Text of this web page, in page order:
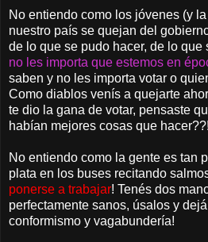
No entiendo como los jóvenes (y
nuestro país se quejan del
de lo que se pudo hacer, de lo que
no les importa que estemos en
saben y no les importa votar o
Como diablos venís a quejarte
te dio la gana de votar, pensaste
habían mejores cosas que
No entiendo como la gente es tan
plata en los buses recitando
ponerse a trabajar! Tenés dos
perfectamente sanos, úsalos y
conformismo y vagabundería!